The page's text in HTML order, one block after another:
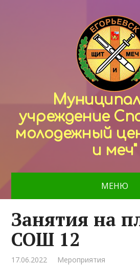
учреждение
молодежный
и меч"
МЕНЮ
Занятия на
СОШ 12
17.06.2022 Мероприятия